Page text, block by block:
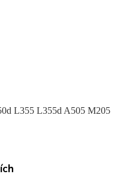
L355 L355d A505 M205